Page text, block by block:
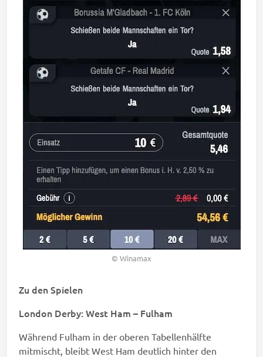
© Winamax
Zu den Spielen
London Derby: West Ham – Fulham
Während Fulham in der oberen Tabellenhälfte
mitmischt, bleibt West Ham deutlich hinter den